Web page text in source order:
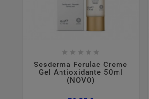
    
Sesderma Ferulac Creme
Gel Antioxidante 50ml
(NOVO)